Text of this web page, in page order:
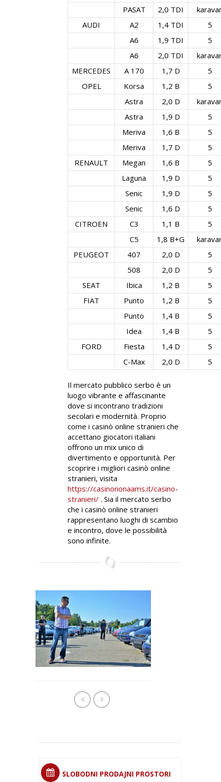
PASAT
2,0 TDI
AUDI
A2 1,4 TDI
5
A6
1,9 TDI
5
A6
2,0 TDI
MERCEDES
A 170 1,7 D
5
OPEL
Korsa 1,2 B
5
Astra
2,0 D
Astra
1,9 D
5
Meriva
1,6 B
5
Meriva
1,7 D
5
RENAULT
Megan 1,6 B
5
Laguna
1,9 D
5
Senic
1,9 D
5
Senic
1,6 D
5
CITROEN
C3 1,1 B
5
C5
1,8 B+G
PEUGEOT
407 2,0 D
5
508
2,0 D
5
SEAT
Ibica 1,2 B
5
FIAT
Punto 1,2 B
5
Punto
1,4 B
5
Idea
1,4 B
5
FORD
Fiesta 1,4 D
5
C-Max
2,0 D 5
Il mercato pubblico serbo è un
luogo vibrante e affascinante
dove si incontrano tradizioni
secolari e modernità. Proprio
come i casinò online stranieri che
accettano giocatori italiani
offrono un mix unico di
divertimento e opportunità. Per
scoprire i migliori casinò online
stranieri, visita
https://casinononaams.it/casino-
stranieri/ . Sia il mercato serbo
che i casinò online stranieri
rappresentano luoghi di scambio
e incontro, dove le possibilità
sono infinite.
SLOBODNI PRODAJNI PROSTORI